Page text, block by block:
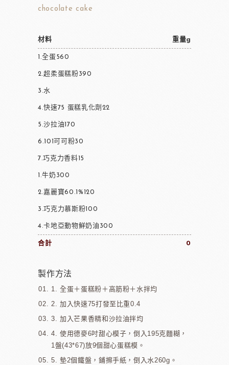
chocolate cake
材料 重量g
1.全蛋560
2.超柔蛋糕粉390
3.水
4.快速75 蛋糕乳化劑22
5.沙拉油170
6.101可可粉30
7.巧克力香料15
1.牛奶300
2.嘉麗寶60.1%120
3.巧克力慕斯粉100
4.卡地亞動物鮮奶油300
合計 0
製作方法
1. 全蛋＋蛋糕粉＋高筋粉＋水拌均
2. 加入快速75打發至比重0.4
3. 加入芒果香精和沙拉油拌均
4. 使用德麥6吋甜心模子，倒入195克麵糊，
1盤(43*67)放9個甜心蛋糕模。
5. 墊2個鐵盤，鋪擦手紙，倒入水260g。